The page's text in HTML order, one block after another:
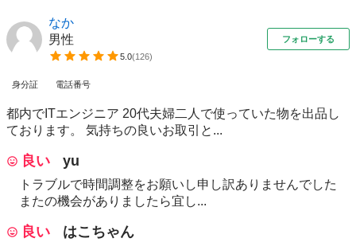
なか
男性
5.0(126)
フォローする
身分証 電話番号
都内でITエンジニア 20代夫婦二人で使っていた物を出品し
ております。 気持ちの良いお取引と...
良い yu
トラブルで時間調整をお願いし申し訳ありませんでした
またの機会がありましたら宜し...
良い はこちゃん